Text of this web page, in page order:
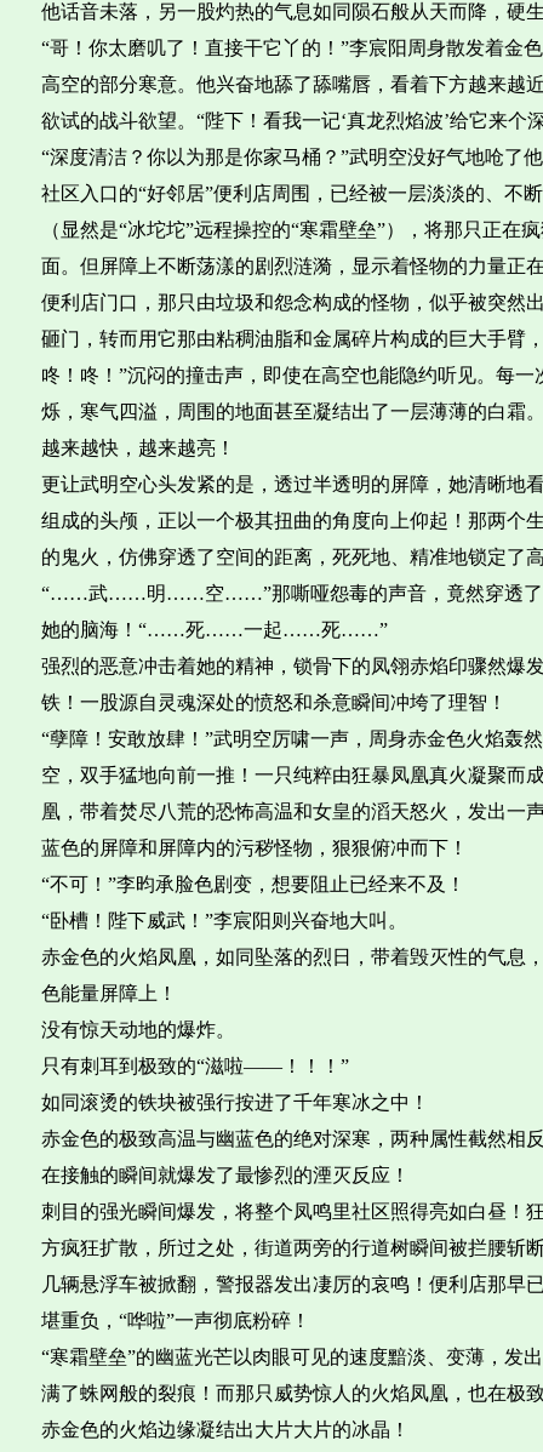
他话音未落，另一股灼热的气息如同陨石般从天而降，硬
“哥！你太磨叽了！直接干它丫的！”李宸阳周身散发着金
高空的部分寒意。他兴奋地舔了舔嘴唇，看着下方越来越
欲试的战斗欲望。“陛下！看我一记‘真龙烈焰波’给它来个
“深度清洁？你以为那是你家马桶？”武明空没好气地呛了
社区入口的“好邻居”便利店周围，已经被一层淡淡的、不
（显然是“冰坨坨”远程操控的“寒霜壁垒”），将那只正在
面。但屏障上不断荡漾的剧烈涟漪，显示着怪物的力量正
便利店门口，那只由垃圾和怨念构成的怪物，似乎被突然
砸门，转而用它那由粘稠油脂和金属碎片构成的巨大手臂
咚！咚！”沉闷的撞击声，即使在高空也能隐约听见。每
烁，寒气四溢，周围的地面甚至凝结出了一层薄薄的白霜
越来越快，越来越亮！
更让武明空心头发紧的是，透过半透明的屏障，她清晰地
组成的头颅，正以一个极其扭曲的角度向上仰起！那两个
的鬼火，仿佛穿透了空间的距离，死死地、精准地锁定了
“……武……明……空……”那嘶哑怨毒的声音，竟然穿透了
她的脑海！“……死……一起……死……”
强烈的恶意冲击着她的精神，锁骨下的凤翎赤焰印骤然爆
铁！一股源自灵魂深处的愤怒和杀意瞬间冲垮了理智！
“孽障！安敢放肆！”武明空厉啸一声，周身赤金色火焰轰
空，双手猛地向前一推！一只纯粹由狂暴凤凰真火凝聚而
凰，带着焚尽八荒的恐怖高温和女皇的滔天怒火，发出一
蓝色的屏障和屏障内的污秽怪物，狠狠俯冲而下！
“不可！”李昀承脸色剧变，想要阻止已经来不及！
“卧槽！陛下威武！”李宸阳则兴奋地大叫。
赤金色的火焰凤凰，如同坠落的烈日，带着毁灭性的气息
色能量屏障上！
没有惊天动地的爆炸。
只有刺耳到极致的“滋啦——！！！”
如同滚烫的铁块被强行按进了千年寒冰之中！
赤金色的极致高温与幽蓝色的绝对深寒，两种属性截然相
在接触的瞬间就爆发了最惨烈的湮灭反应！
刺目的强光瞬间爆发，将整个凤鸣里社区照得亮如白昼！
方疯狂扩散，所过之处，街道两旁的行道树瞬间被拦腰斩
几辆悬浮车被掀翻，警报器发出凄厉的哀鸣！便利店那早
堪重负，“哗啦”一声彻底粉碎！
“寒霜壁垒”的幽蓝光芒以肉眼可见的速度黯淡、变薄，发
满了蛛网般的裂痕！而那只威势惊人的火焰凤凰，也在极
赤金色的火焰边缘凝结出大片大片的冰晶！